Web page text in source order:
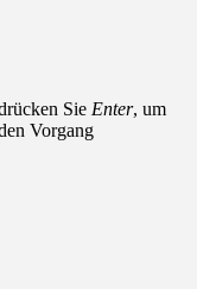
Sie Enter, um
Vorgang